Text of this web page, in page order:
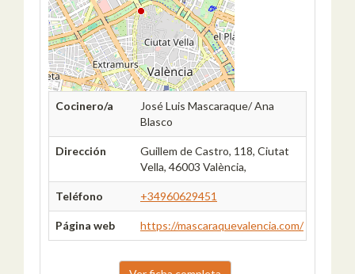
Cocinero/a
José Luis Mascaraque/ Ana
Blasco
Dirección
Guillem de Castro, 118, Ciutat
Vella, 46003 València,
Teléfono +34960629451
Página web https://mascaraquevalencia.com/